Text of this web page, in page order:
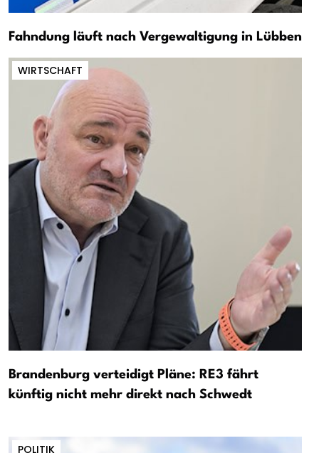
Fahndung läuft nach Vergewaltigung in Lübben
WIRTSCHAFT
Brandenburg verteidigt Pläne: RE3 fährt
künftig nicht mehr direkt nach Schwedt
POLITIK